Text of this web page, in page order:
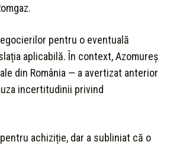
pentru o eventuală
aplicabilă. În context, Azomureș
din România — a avertizat anterior
incertitudinii privind
achiziție, dar a subliniat că o